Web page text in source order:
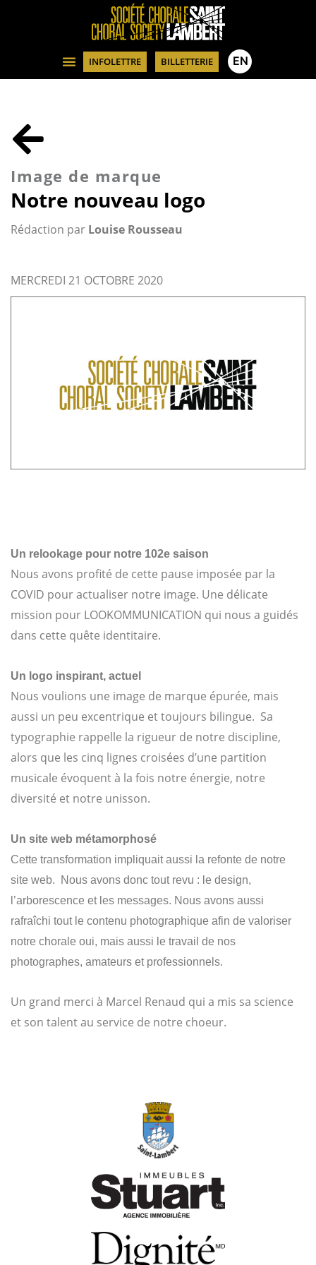
INFOLETTRE BILLETTERIE EN
Image de marque
Notre nouveau logo
Rédaction par Louise Rousseau
MERCREDI 21 OCTOBRE 2020
Un relookage pour notre 102e saison
Nous avons profité de cette pause imposée par la
COVID pour actualiser notre image. Une délicate
mission pour LOOKOMMUNICATION qui nous a guidés
dans cette quête identitaire.
Un logo inspirant, actuel
Nous voulions une image de marque épurée, mais
aussi un peu excentrique et toujours bilingue. Sa
typographie rappelle la rigueur de notre discipline,
alors que les cinq lignes croisées d’une partition
musicale évoquent à la fois notre énergie, notre
diversité et notre unisson.
Un site web métamorphosé
Cette transformation impliquait aussi la refonte de notre
site web. Nous avons donc tout revu : le design,
l’arborescence et les messages. Nous avons aussi
rafraîchi tout le contenu photographique afin de valoriser
notre chorale oui, mais aussi le travail de nos
photographes, amateurs et professionnels.
Un grand merci à Marcel Renaud qui a mis sa science
et son talent au service de notre choeur.